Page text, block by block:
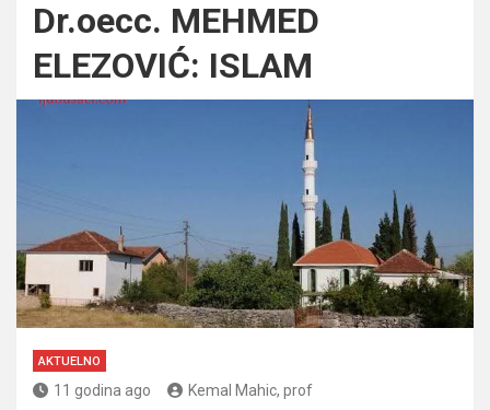
Dr.oecc. MEHMED
ELEZOVIĆ: ISLAM
AKTUELNO
11 godina ago Kemal Mahic, prof